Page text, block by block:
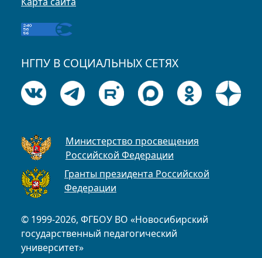
© 1999-2026, ФГБОУ ВО «Новосибирский
государственный педагогический
университет»
НГПУ В СОЦИАЛЬНЫХ СЕТЯХ
Министерство просвещения
Российской Федерации
Гранты президента Российской
Федерации